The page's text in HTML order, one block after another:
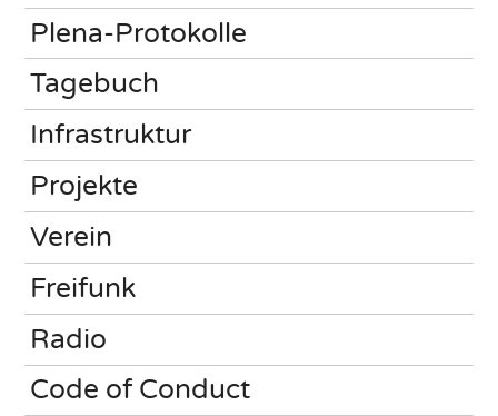
Plena-Protokolle
Tagebuch
Infrastruktur
Projekte
Verein
Freifunk
Radio
Code of Conduct